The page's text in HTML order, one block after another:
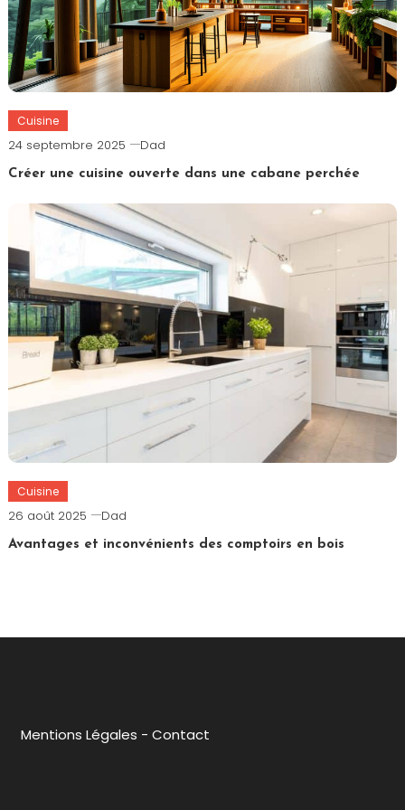
Cuisine
24 septembre 2025 Dad
Créer une cuisine ouverte dans une cabane perchée
Cuisine
26 août 2025 Dad
Avantages et inconvénients des comptoirs en bois
Mentions Légales -Contact